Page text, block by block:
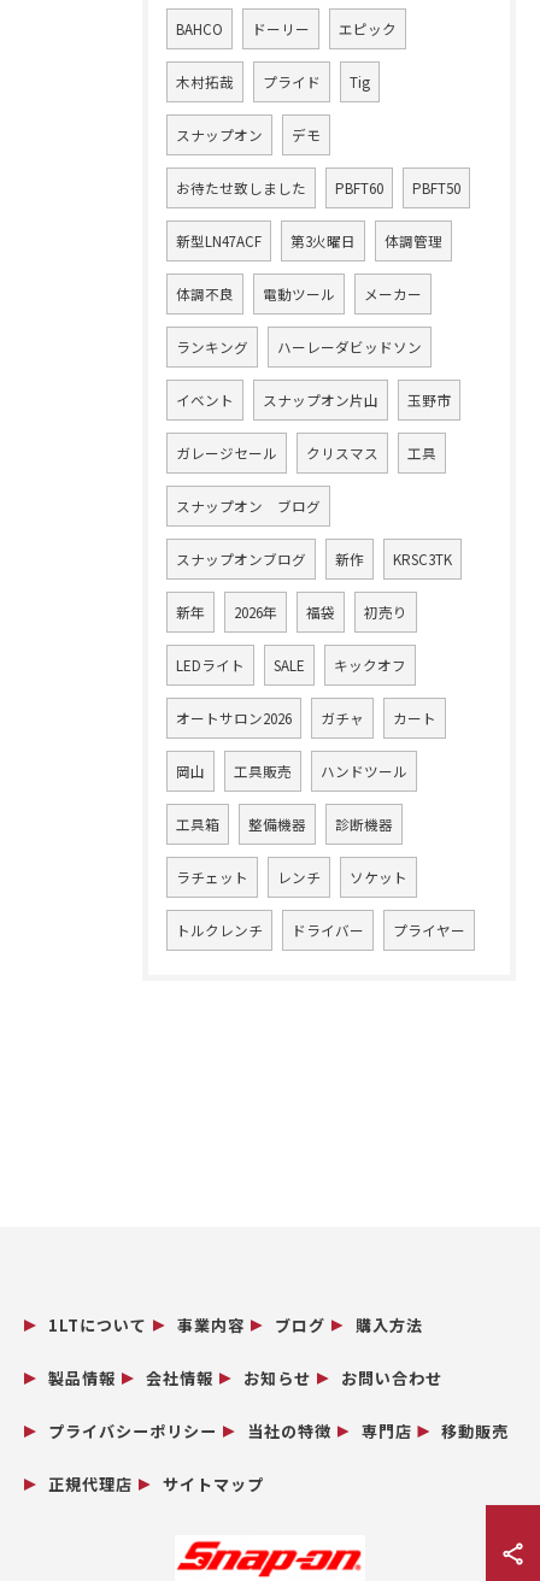
BAHCO ドーリー エピック
木村拓哉 プライド Tig
スナップオン デモ
お待たせ致しました PBFT60 PBFT50
新型LN47ACF 第3火曜日 体調管理
体調不良 電動ツール メーカー
ランキング ハーレーダビッドソン
イベント スナップオン片山 玉野市
ガレージセール クリスマス 工具
スナップオン ブログ
スナップオンブログ 新作 KRSC3TK
新年 2026年 福袋 初売り
LEDライト SALE キックオフ
オートサロン2026 ガチャ カート
岡山 工具販売 ハンドツール
工具箱 整備機器 診断機器
ラチェット レンチ ソケット
トルクレンチ ドライバー プライヤー
1LTについて 事業内容 ブログ 購入方法
製品情報 会社情報 お知らせ お問い合わせ
プライバシーポリシー 当社の特徴 専門店 移動販売
正規代理店 サイトマップ
ご相談はこちら